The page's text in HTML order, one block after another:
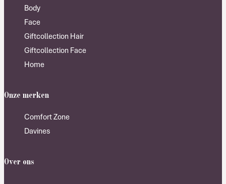
Body
Face
Giftcollection Hair
Giftcollection Face
Home
Onze merken
Comfort Zone
Davines
Over ons